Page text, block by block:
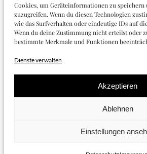
Cookies, um Geräteinformationen zu
zuzugreifen. Wenn du diesen Technologien
wie das Surfverhalten oder eindeutige IDs auf
Wenn du deine Zustimmung nicht erteilst oder
bestimmte Merkmale und Funktionen
Dienste verwalten
Akzeptieren
Ablehnen
Einstellungen
FACEBOOKGOOGLE +